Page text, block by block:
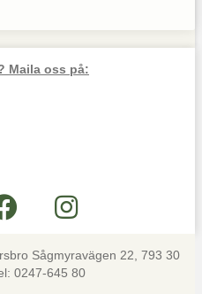
Maila oss på:
Sågmyravägen 22, 793 30
0247-645 80